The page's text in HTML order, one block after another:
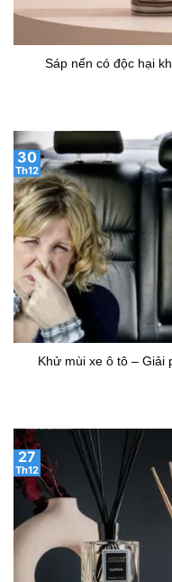
Sáp nến có độc hại
Khử mùi xe ô tô – Giải
30
Th12
27
Th12